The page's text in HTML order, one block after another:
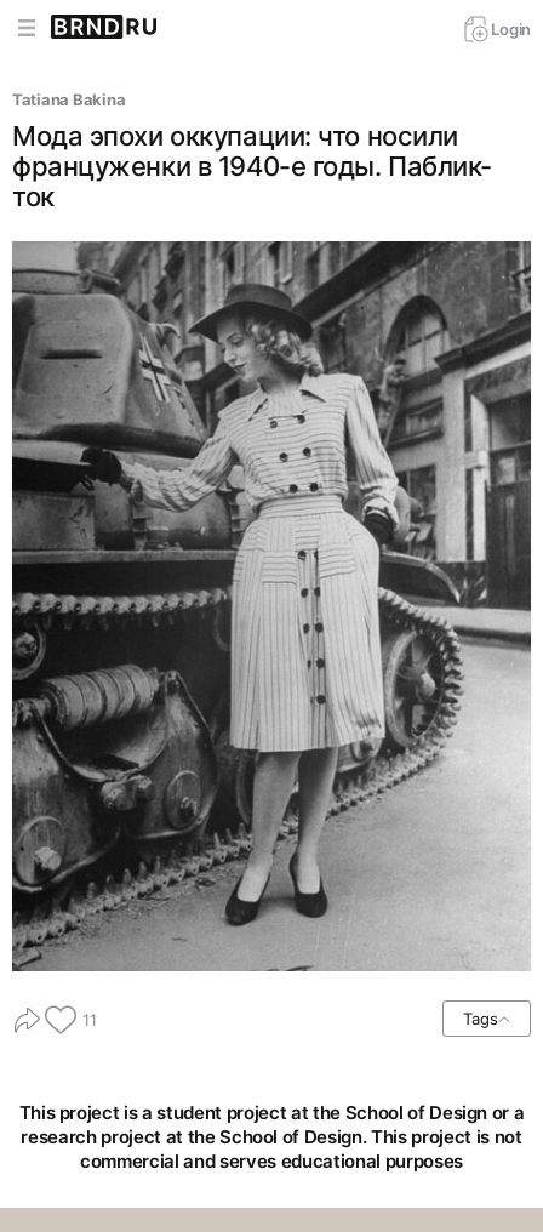
Login
Tatiana Bakina
Мода эпохи оккупации: что носили
француженки в 1940-е годы. Паблик-
ток
11 Tags
This project is a student project at the School of Design or a
research project at the School of Design. This project is not
commercial and serves educational purposes